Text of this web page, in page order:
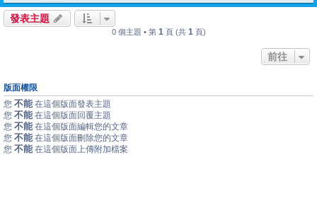
發表主題
0 個主題 • 第 1 頁 (共 1 頁)
前往
版面權限
您 不能 在這個版面發表主題
您 不能 在這個版面回覆主題
您 不能 在這個版面編輯您的文章
您 不能 在這個版面刪除您的文章
您 不能 在這個版面上傳附加檔案